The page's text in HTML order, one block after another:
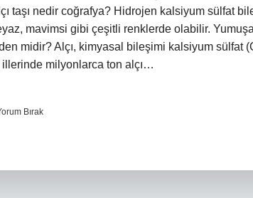
taşı nedir coğrafya? Hidrojen kalsiyum sülfat
mavimsi gibi çeşitli renklerde olabilir.
midir? Alçı, kimyasal bileşimi kalsiyum sülfat
illerinde milyonlarca ton alçı…
Bırak